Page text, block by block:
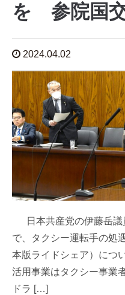
を 参院国
2024.04.02
日本共産党の伊藤岳議
で、タクシー運転手の処
本版ライドシェア）に
活用事業はタクシー事業
ドラ […]